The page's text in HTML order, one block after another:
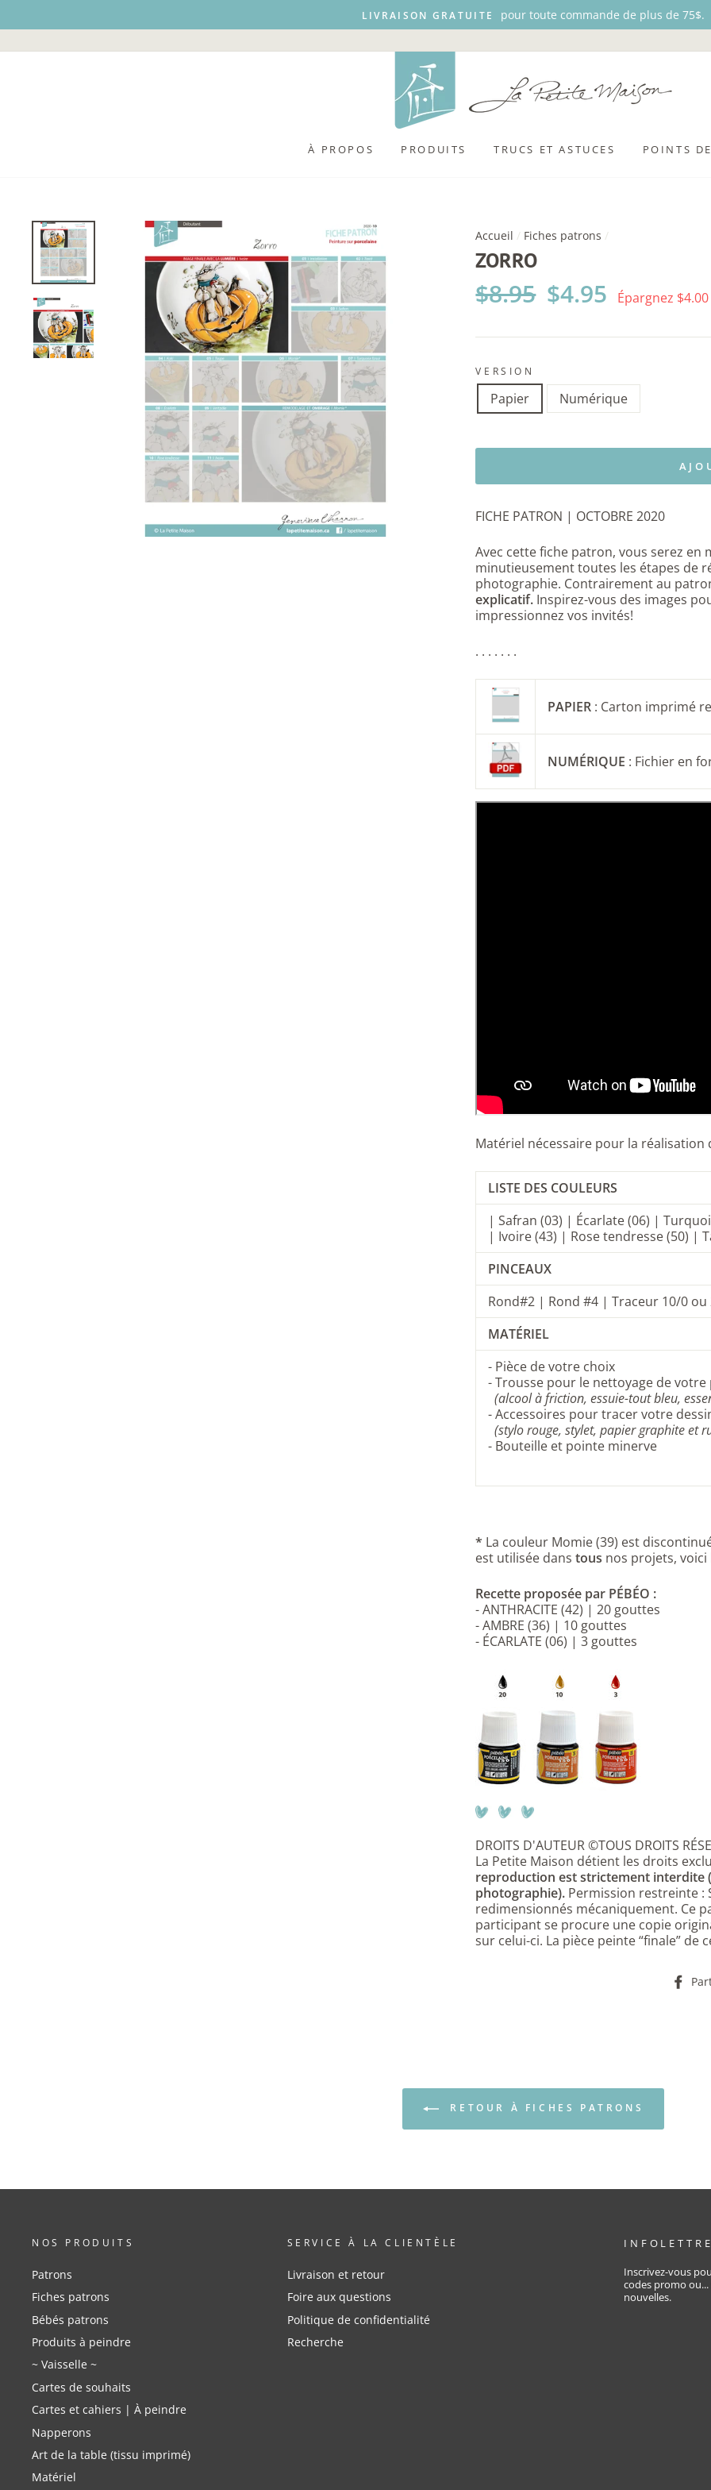
LIVRAISON GRATUITE
pour toute commande de plus de 75$.
À PROPOS PRODUITS TRUCS ET ASTUCES POINTS
Accueil / Fiches patrons /
ZORRO
Prix
régulier
$8.95
Prix
réduit
$4.95 Épargnez $4.00
VERSION
Papier Numérique
FICHE PATRON | OCTOBRE 2020
Avec cette fiche patron, vous serez en
minutieusement toutes les étapes de
photographie. Contrairement au
explicatif. Inspirez-vous des images
impressionnez vos invités!
. . . . . . .
PAPIER : Carton imprimé
NUMÉRIQUE : Fichier en
Matériel nécessaire pour la réalisation
LISTE DES COULEURS
| Safran (03) | Écarlate (06) |
| Ivoire (43) | Rose tendresse (50) |
PINCEAUX
Rond#2 | Rond #4 | Traceur 10/0 ou
MATÉRIEL
- Pièce de votre choix
- Trousse pour le nettoyage de votre
(alcool à friction, essuie-tout bleu,
- Accessoires pour tracer votre
(stylo rouge, stylet, papier graphiteet
- Bouteille et pointe minerve
* La couleur Momie (39) est
est utilisée dans tous nos projets,
Recette proposée par PÉBÉO :
-ANTHRACITE (42) | 20 gouttes
- AMBRE (36) | 10 gouttes
- ÉCARLATE (06) | 3 gouttes
DROITS D'AUTEUR ©TOUS DROITS
La Petite Maison détient les droits
reproduction est strictement interdite
photographie). Permission restreinte :
redimensionnés mécaniquement. Ce
participant se procure une copie
sur celui-ci. La pièce peinte “finale”
RETOUR À FICHES PATRONS
NOS PRODUITS
Patrons
Fiches patrons
Bébés patrons
Produits à peindre
~ Vaisselle ~
Cartes de souhaits
Cartes et cahiers | À peindre
Napperons
Art de la table (tissu imprimé)
Matériel
SERVICE À LA CLIENTÈLE
Livraison et retour
Foire aux questions
Politique de confidentialité
Recherche
INFOLETTRE
Inscrivez-vous
codes promo
nouvelles.